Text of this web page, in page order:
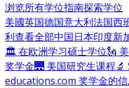
浏览所有学位指南探索学位
美國英国德国意大利法国西
利查看全部中国日本印度新
🏛 在欧洲学习硕士学位🗽
奖学金🌉 美国研究生课程
educations.com 奖学金的